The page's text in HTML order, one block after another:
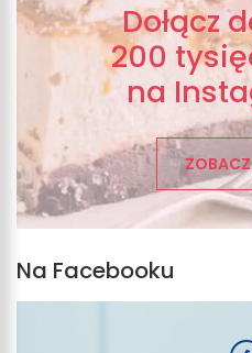
Dołącz
200
na
Na Facebooku